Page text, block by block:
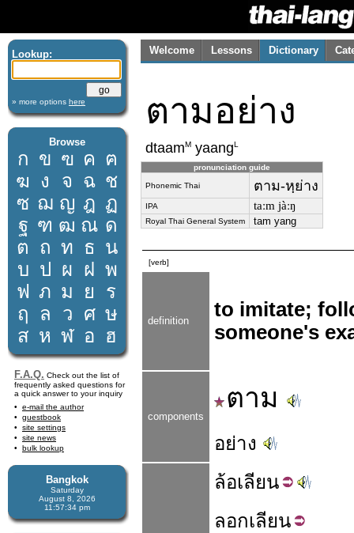
Lookup:
» more options here
Browse
ก ข ฃ ค ฅ
ฆ ง จ ฉ ช
ซ ฌ ญ ฎ ฏ
ฐ ฑ ฒ ณ ด
ต ถ ท ธ น
บ ป ผ ฝ พ
ฟ ภ ม ย
ร
ฤ
ล ว ศ ษ
ส ห ฬ อ ฮ
F.A.Q. Check out the list of
frequently asked questions for
a quick answer to your inquiry
e-mail the author
guestbook
site settings
site news
bulk lookup
Bangkok
Saturday
August 8, 2026
11:57:35 pm
Welcome Lessons Dictionary
ตามอย่าง
dtaamM yaangL
pronunciation guide
Phonemic Thai ตาม-หฺย่าง
IPA taːm jàːŋ
Royal Thai General System tam yang
[verb]
definition
to imitate;
someone's
components
ตาม
อย่าง
ล้อเลียน
ลอกเลียน